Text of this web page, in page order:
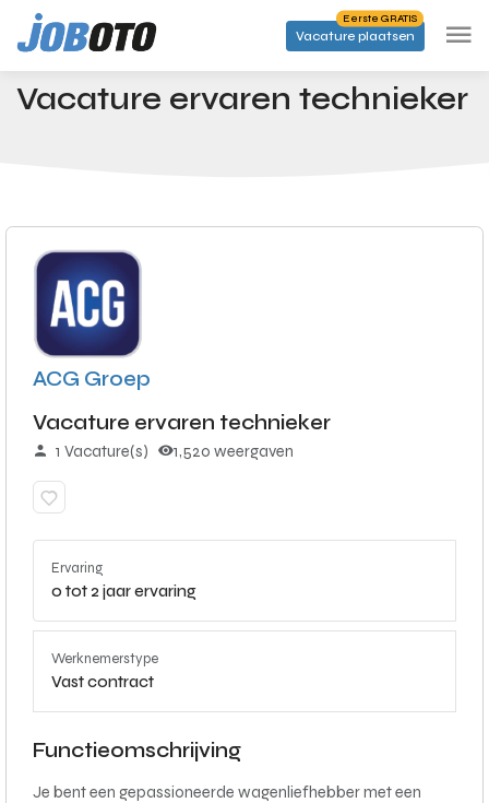
Skip to main content
Vacature plaatsen
Eerste GRATIS
Startpagina Banen Vacature ervaren technieker
Vacature ervaren technieker
ACG Groep
Vacature ervaren technieker
1 Vacature(s) 1,520 weergaven
Ervaring
0 tot 2 jaar ervaring
Werknemerstype
Vast contract
Functieomschrijving
Je bent een gepassioneerde wagenliefhebber met een